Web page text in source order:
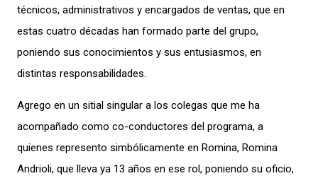
técnicos, administrativos y encargados de ventas, que en
estas cuatro décadas han formado parte del grupo,
poniendo sus conocimientos y sus entusiasmos, en
distintas responsabilidades.
Agrego en un sitial singular a los colegas que me ha
acompañado como co-conductores del programa, a
quienes represento simbólicamente en Romina, Romina
Andrioli, que lleva ya 13 años en ese rol, poniendo su oficio,